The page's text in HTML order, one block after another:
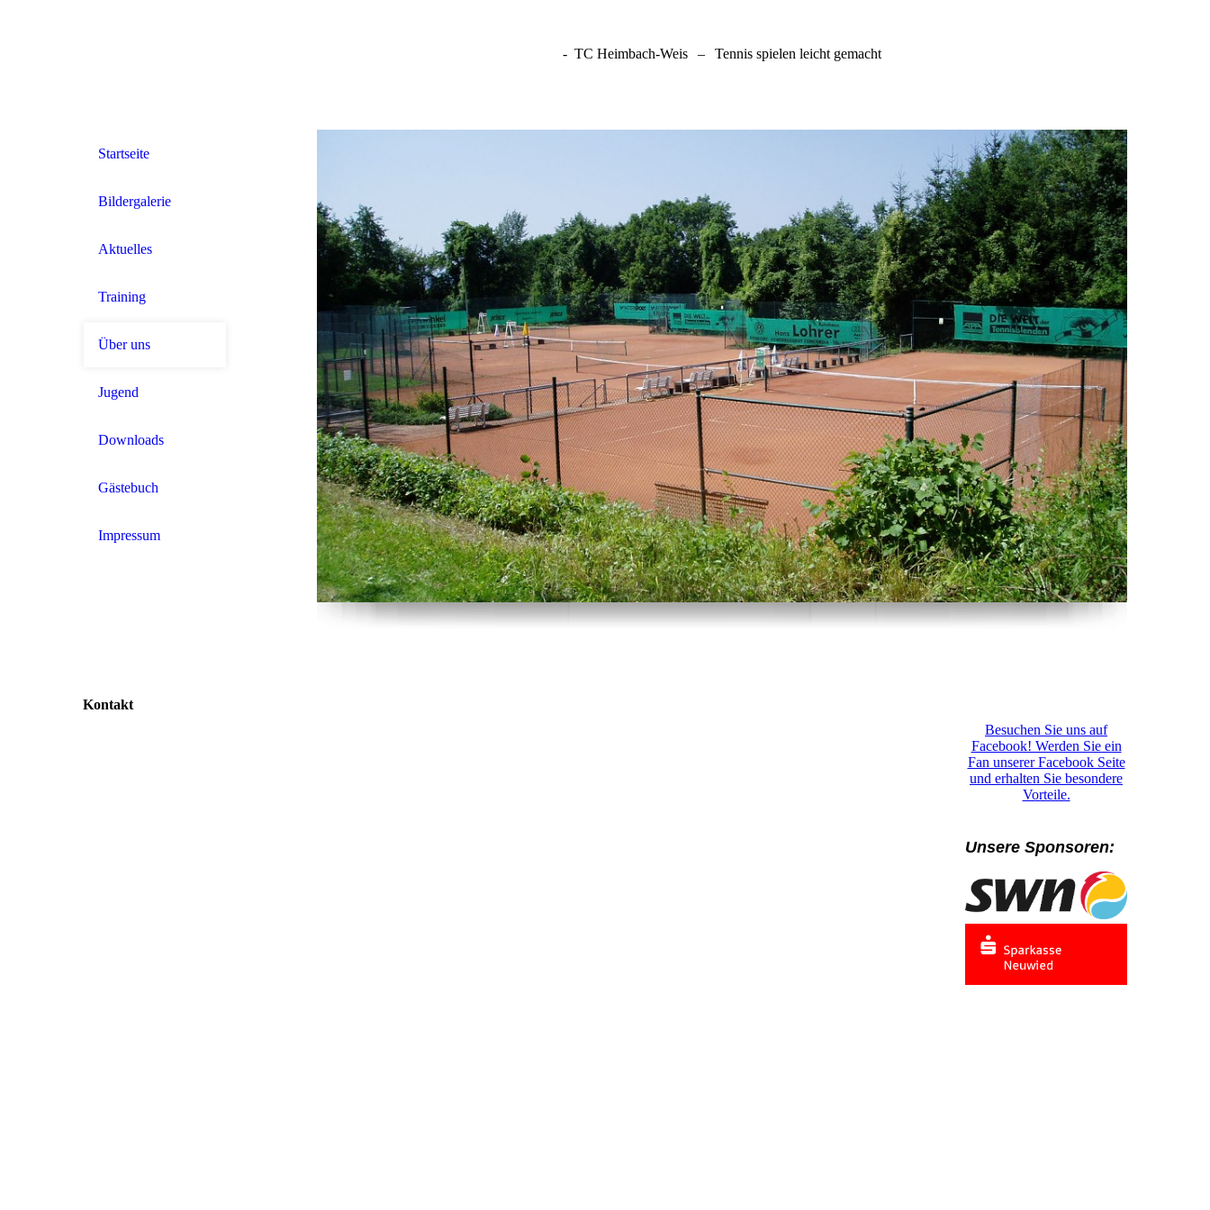
- TC Heimbach-Weis – Tennis spielen leicht gemacht
Startseite
Bildergalerie
Aktuelles
Training
Über uns
Jugend
Downloads
Gästebuch
Impressum
Kontakt
Besuchen Sie uns auf
Facebook! Werden Sie ein
Fan unserer Facebook Seite
und erhalten Sie besondere
Vorteile.
Unsere Sponsoren: